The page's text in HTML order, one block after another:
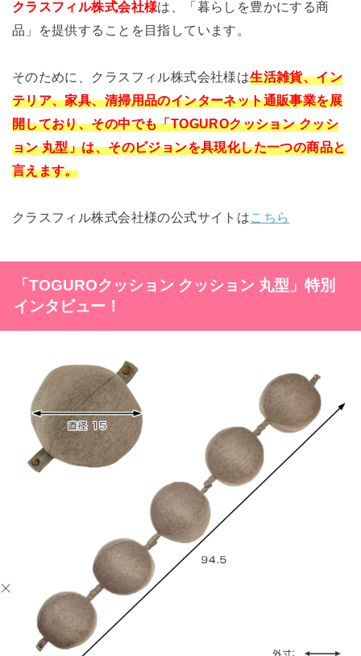
クラスフィル株式会社様は、「暮らしを豊かにする商
品」を提供することを目指しています。
そのために、クラスフィル株式会社様は生活雑貨、イン
テリア、家具、清掃用品のインターネット通販事業を展
開しており、その中でも「TOGUROクッション クッシ
ョン 丸型」は、そのビジョンを具現化した一つの商品と
言えます。
クラスフィル株式会社様の公式サイトはこちら
「TOGUROクッション クッション 丸型」特別
インタビュー！